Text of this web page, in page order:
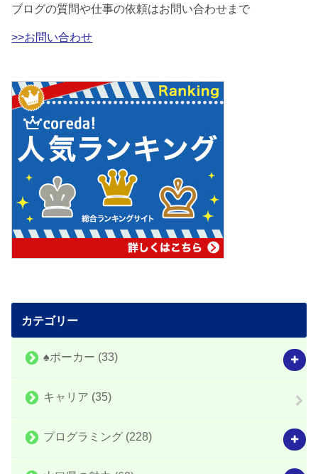
ブログの質問や仕事の依頼はお問い合わせまで
>>お問い合わせ
カテゴリー
♠️ポーカー (33)
キャリア (35)
プログラミング (228)